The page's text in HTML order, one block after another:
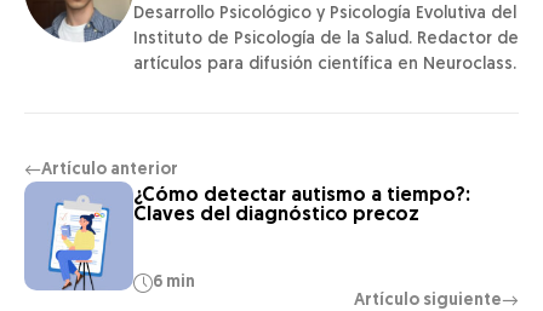
Desarrollo Psicológico y Psicología Evolutiva del
Instituto de Psicología de la Salud. Redactor de
artículos para difusión científica en Neuroclass.
←Artículo anterior
¿Cómo detectar autismo a tiempo?:
Claves del diagnóstico precoz
6 min
Artículo siguiente→